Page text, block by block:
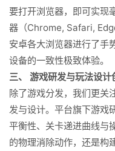
要打开浏览器，即可实现
器（Chrome, Safari,
安卓各大浏览器进行了手
设备的一致性极致体验。
三、 游戏研发与玩法设计
除了游戏分发，我们更关
发与设计。平台旗下游戏
平衡性、关卡递进曲线与
的物理消除动作，还是构